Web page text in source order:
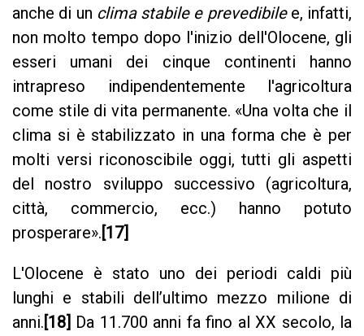
anche di un clima stabile e prevedibilee, infatti,
non molto tempo dopo l'inizio dell'Olocene, gli
esseri umani dei cinque continenti hanno
intrapreso indipendentemente l'agricoltura
come stile di vita permanente. «Una volta che il
clima si è stabilizzato in una forma che è per
molti versi riconoscibile oggi, tutti gli aspetti
del nostro sviluppo successivo (agricoltura,
città, commercio, ecc.) hanno potuto
prosperare».[17]
L'Olocene è stato uno dei periodi caldi più
lunghi e stabili dell’ultimo mezzo milione di
anni.[18] Da 11.700 anni fa fino al XX secolo, la